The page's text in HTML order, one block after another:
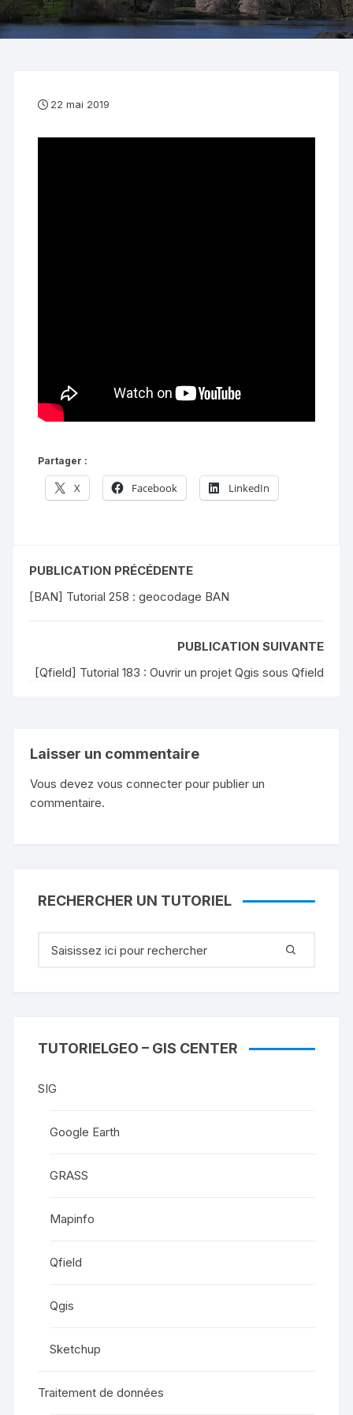
22 mai 2019
Partager :
X Facebook LinkedIn
PUBLICATION PRÉCÉDENTE
[BAN] Tutorial 258 : geocodage BAN
PUBLICATION SUIVANTE
[Qfield] Tutorial 183 : Ouvrir un projet Qgis sous Qfield
Laisser un commentaire
Vous devezvous connecter pour publier un
commentaire.
RECHERCHER UN TUTORIEL
pour
TUTORIELGEO – GIS CENTER
SIG
Google Earth
GRASS
Mapinfo
Qfield
Qgis
Sketchup
Traitement de données